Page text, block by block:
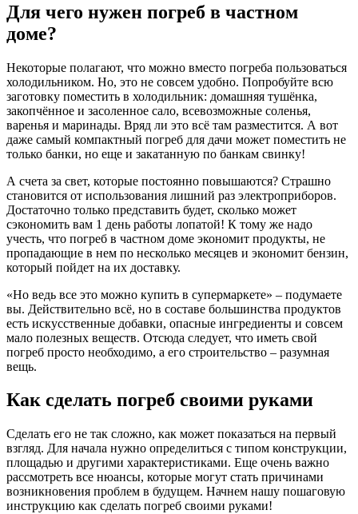
Для чего нужен погреб в частном
доме?
Некоторые полагают, что можно вместо погреба пользоваться
холодильником. Но, это не совсем удобно. Попробуйте всю
заготовку поместить в холодильник: домашняя тушёнка,
закопчённое и засоленное сало, всевозможные соленья,
варенья и маринады. Вряд ли это всё там разместится. А вот
даже самый компактный погреб для дачи может поместить не
только банки, но еще и закатанную по банкам свинку!
А счета за свет, которые постоянно повышаются? Страшно
становится от использования лишний раз электроприборов.
Достаточно только представить будет, сколько может
сэкономить вам 1 день работы лопатой! К тому же надо
учесть, что погреб в частном доме экономит продукты, не
пропадающие в нем по несколько месяцев и экономит бензин,
который пойдет на их доставку.
«Но ведь все это можно купить в супермаркете» – подумаете
вы. Действительно всё, но в составе большинства продуктов
есть искусственные добавки, опасные ингредиенты и совсем
мало полезных веществ. Отсюда следует, что иметь свой
погреб просто необходимо, а его строительство – разумная
вещь.
Как сделать погреб своими руками
Сделать его не так сложно, как может показаться на первый
взгляд. Для начала нужно определиться с типом конструкции,
площадью и другими характеристиками. Еще очень важно
рассмотреть все нюансы, которые могут стать причинами
возникновения проблем в будущем. Начнем нашу пошаговую
инструкцию как сделать погреб своими руками!